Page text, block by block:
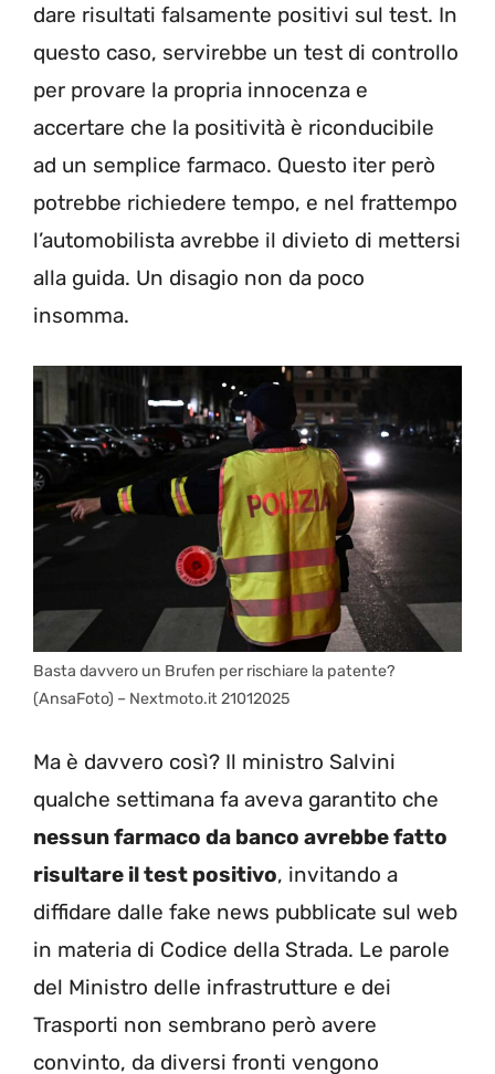
dare risultati falsamente positivi sul test. In
questo caso, servirebbe un test di controllo
per provare la propria innocenza e
accertare che la positività è riconducibile
ad un semplice farmaco. Questo iter però
potrebbe richiedere tempo, e nel frattempo
l’automobilista avrebbe il divieto di mettersi
alla guida. Un disagio non da poco
insomma.
Basta davvero un Brufen per rischiare la patente?
(AnsaFoto) – Nextmoto.it 21012025
Ma è davvero così? Il ministro Salvini
qualche settimana fa aveva garantito che
nessun farmaco da banco avrebbe fatto
risultare il test positivo, invitando a
diffidare dalle fake news pubblicate sul web
in materia di Codice della Strada. Le parole
del Ministro delle infrastrutture e dei
Trasporti non sembrano però avere
convinto, da diversi fronti vengono